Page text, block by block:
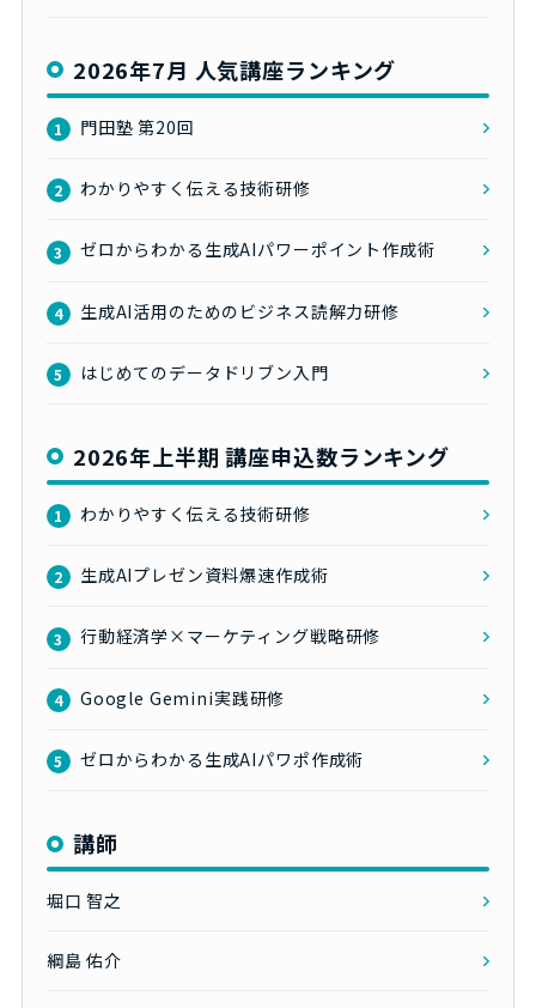
2026年7月 人気講座ランキング
1 門田塾 第20回
2 わかりやすく伝える技術研修
3 ゼロからわかる生成AIパワーポイント作成術
4 生成AI活用のためのビジネス読解力研修
5 はじめてのデータドリブン入門
2026年上半期 講座申込数ランキング
1 わかりやすく伝える技術研修
2 生成AIプレゼン資料爆速作成術
3 行動経済学×マーケティング戦略研修
4 Google Gemini実践研修
5 ゼロからわかる生成AIパワポ作成術
講師
堀口 智之
綱島 佑介